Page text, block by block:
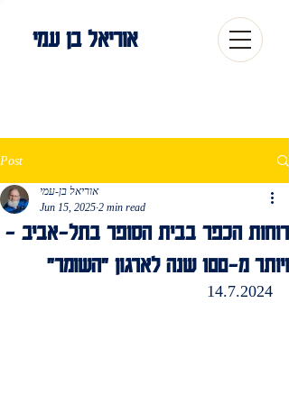
אוריאל בן עמי
Post
רוחות הכפר בבית הסופר בתל-אביב -
ויותר מ-100 שנה לארגון "השומר"
אוריאל בן-עמי
Jun 15, 2025 2 min read
14.7.2024